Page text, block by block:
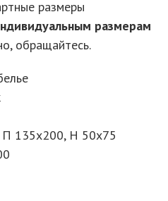
размеры
размерам
обращайтесь.
П 135х200, Н 50х75